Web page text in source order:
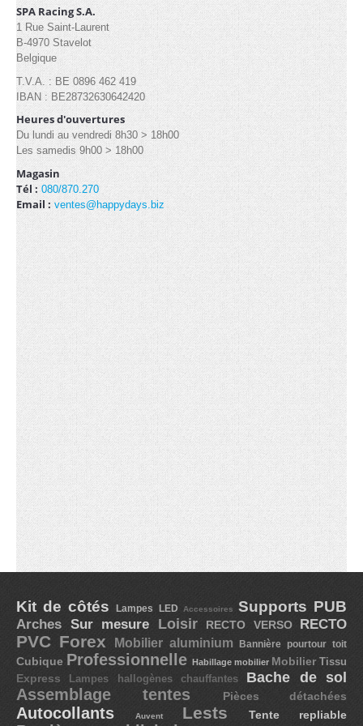
Industrielle/Pagode (13)
CONTACT
SPA Racing S.A.
1 Rue Saint-Laurent
B-4970 Stavelot
Belgique
T.V.A. : BE 0896 462 419
IBAN : BE28732630642420
Heures d'ouvertures
Du lundi au vendredi 8h30 > 18h00
Les samedis 9h00 > 18h00
Magasin
Tél : 080/870.270
Email : ventes@happydays.biz
Kit de côtésLampes LED Accessoires Supports PUB
Arches Sur mesure Loisir RECTO VERSO RECTO
PVC Forex Mobilier aluminiumBannière pourtour toit
Cubique Professionnelle Habillage mobilier Mobilier Tissu
Express Lampes hallogènes chauffantes Bache de sol
Assemblage tentes Pièces détachées
AutocollantsAuvent Lests Tente repliable